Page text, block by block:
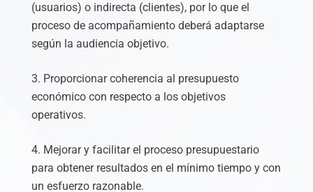
(usuarios) o indirecta (clientes), por lo que el
proceso de acompañamiento deberá adaptarse
según la audiencia objetivo.
3. Proporcionar coherencia al presupuesto
económico con respecto a los objetivos
operativos.
4. Mejorar y facilitar el proceso presupuestario
para obtener resultados en el mínimo tiempo y con
un esfuerzo razonable.